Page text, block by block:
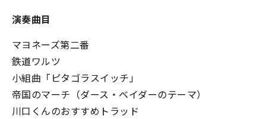
演奏曲目
マヨネーズ第二番
鉄道ワルツ
小組曲「ピタゴラスイッチ」
帝国のマーチ（ダース・ベイダーのテーマ）
川口くんのおすすめトラッド